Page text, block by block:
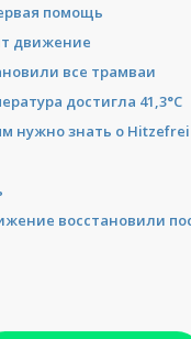
помощь
движение
все трамваи
достигла 41,3°C
нужно знать о Hitzefrei
восстановили